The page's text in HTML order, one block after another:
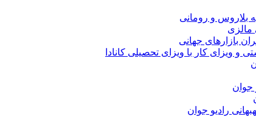
بلاروس و رومانی
مالزی
بازارهای جهانی
و ویزای کار با ویزای تحصیلی کانادا
جوان
رادیو جوان